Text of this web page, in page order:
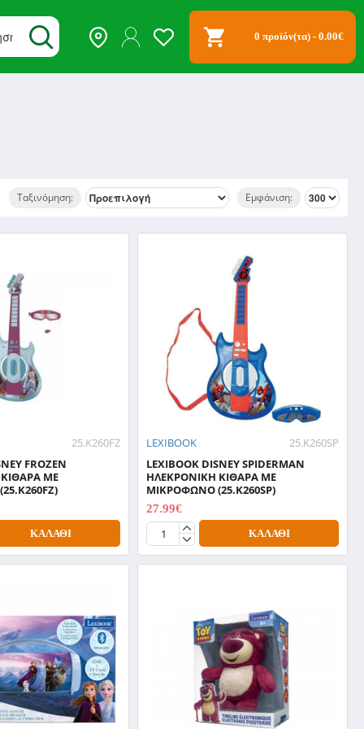
0 προϊόν(τα) - 0.00€
Ταξινόμηση: Εμφάνιση:
25.K260FZ
FROZEN
ΜΕ
ΚΑΛΆΘΙ
LEXIBOOK
25.K260SP
LEXIBOOK DISNEY SPIDERMAN
ΗΛΕΚΡΟΝΙΚΗ ΚΙΘΑΡΑ ΜΕ
ΜΙΚΡΟΦΩΝΟ (25.K260SP)
27.99€
ΚΑΛΆΘΙ